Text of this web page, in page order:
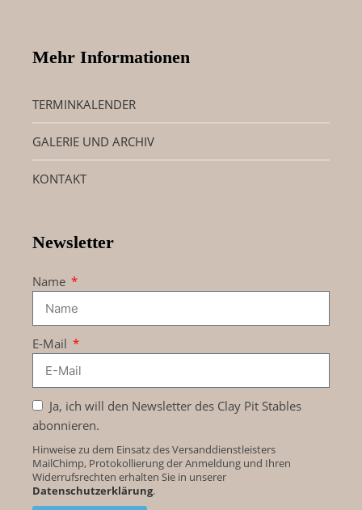
Mehr Informationen
TERMINKALENDER
GALERIE UND ARCHIV
KONTAKT
Newsletter
Name
E-Mail
Ja, ich will den Newsletter des Clay Pit Stables
abonnieren.
Hinweise zu dem Einsatz des Versanddienstleisters
MailChimp, Protokollierung der Anmeldung und Ihren
Widerrufsrechten erhalten Sie in unserer
Datenschutzerklärung.